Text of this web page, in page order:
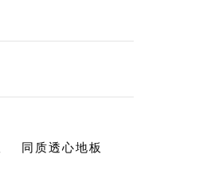
同质透心地板